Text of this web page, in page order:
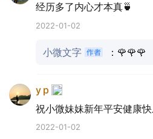
值电费钱。
可是，地上仍然有水
水是从后面暖气管渗出来的
经历多了内心才本真🍵
2022-01-02
小微文字 ：🌹🌹🌹
y p
祝小微妹妹新年平安健康
2022-01-02